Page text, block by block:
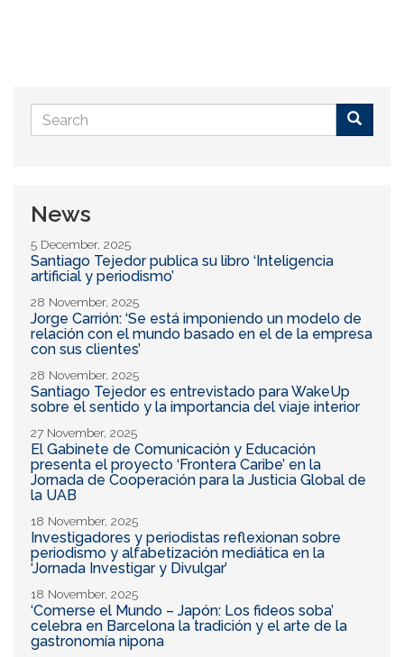
Search
form
News
5 December, 2025
Santiago Tejedor publica su libro ‘Inteligencia
artificial y periodismo’
28 November, 2025
Jorge Carrión: ‘Se está imponiendo un modelo de
relación con el mundo basado en el de la empresa
con sus clientes’
28 November, 2025
Santiago Tejedor es entrevistado para WakeUp
sobre el sentido y la importancia del viaje interior
27 November, 2025
El Gabinete de Comunicación y Educación
presenta el proyecto ‘Frontera Caribe’ en la
Jornada de Cooperación para la Justicia Global de
la UAB
18 November, 2025
Investigadores y periodistas reflexionan sobre
periodismo y alfabetización mediática en la
‘Jornada Investigar y Divulgar’
18 November, 2025
‘Comerse el Mundo – Japón: Los fideos soba’
celebra en Barcelona la tradición y el arte de la
gastronomía nipona